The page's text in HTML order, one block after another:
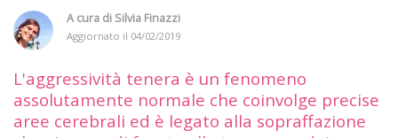
A cura di Silvia Finazzi
Aggiornato il 04/02/2019
L'aggressività tenera è un fenomeno
assolutamente normale che coinvolge precise
aree cerebrali ed è legato alla sopraffazione